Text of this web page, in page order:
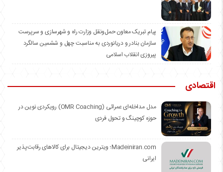
️پیام تبریک معاون حمل‌ونقل وزارت راه و شهرسازی و سرپرست
سازمان بنادر و دریانوردی به مناسبت چهل و ششمین سالگرد
پیروزی انقلاب اسلامی
اقتصادی
مدل مداخله‌ای عمرائی (OMR Coaching) رویکردی نوین در
حوزه کوچینگ و تحول فردی
Madeiniran.com؛ ویترین دیجیتال برای کالاهای رقابت‌پذیر
ایرانی